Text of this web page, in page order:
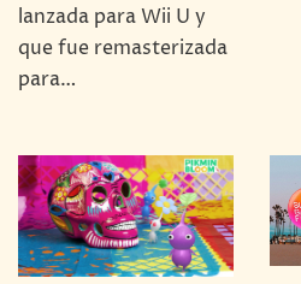
lanzada para Wii U y
que fue remasterizada
para…